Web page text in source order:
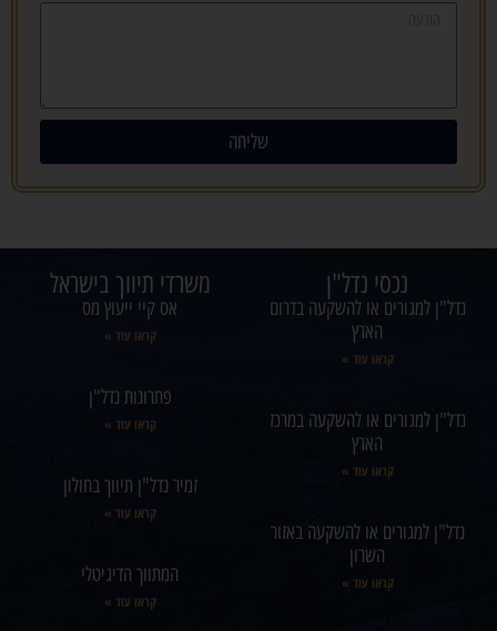
שליחה
נכסי נדל"ן
נדל"ן למגורים או להשקעה בדרום
הארץ
קראו עוד »
נדל"ן למגורים או להשקעה במרכז
הארץ
קראו עוד »
נדל"ן למגורים או להשקעה באזור
השרון
קראו עוד »
משרדי תיווך בישראל
אס קיי ייעוץ מס
קראו עוד »
פתרונות נדל"ן
קראו עוד »
זמיר נדל"ן תיווך בחולון
קראו עוד »
המתווך הדיגיטלי
קראו עוד »